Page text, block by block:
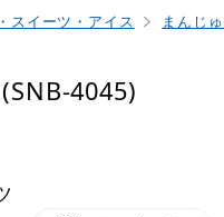
スイーツ・アイス まんじ
4045)